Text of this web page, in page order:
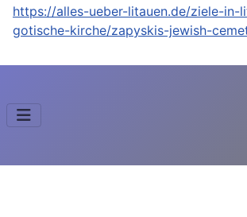
https://alles-ueber-litauen.de/ziele-in-
gotische-kirche/zapyskis-jewish-